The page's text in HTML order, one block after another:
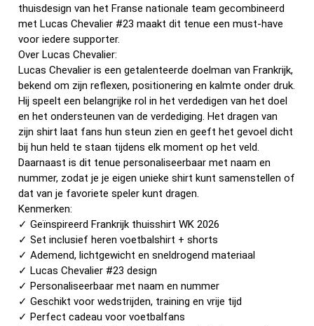
thuisdesign van het Franse nationale team gecombineerd
met Lucas Chevalier #23 maakt dit tenue een must-have
voor iedere supporter.
Over Lucas Chevalier:
Lucas Chevalier is een getalenteerde doelman van Frankrijk,
bekend om zijn reflexen, positionering en kalmte onder druk.
Hij speelt een belangrijke rol in het verdedigen van het doel
en het ondersteunen van de verdediging. Het dragen van
zijn shirt laat fans hun steun zien en geeft het gevoel dicht
bij hun held te staan tijdens elk moment op het veld.
Daarnaast is dit tenue personaliseerbaar met naam en
nummer, zodat je je eigen unieke shirt kunt samenstellen of
dat van je favoriete speler kunt dragen.
Kenmerken:
✓ Geïnspireerd Frankrijk thuisshirt WK 2026
✓ Set inclusief heren voetbalshirt + shorts
✓ Ademend, lichtgewicht en sneldrogend materiaal
✓ Lucas Chevalier #23 design
✓ Personaliseerbaar met naam en nummer
✓ Geschikt voor wedstrijden, training en vrije tijd
✓ Perfect cadeau voor voetbalfans